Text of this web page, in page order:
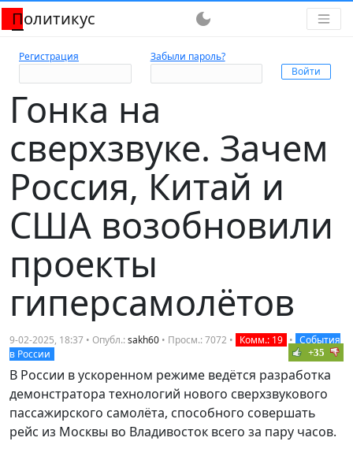
Политикус dark_mode
Регистрация Забыли пароль?
Гонка на
сверхзвуке. Зачем
Россия, Китай и
США возобновили
проекты
гиперсамолётов
9-02-2025, 18:37 • Опубл.:sakh60 • Просм.: 7072 • Комм.: 19 • События
в России
+35
В России в ускоренном режиме ведётся разработка
демонстратора технологий нового сверхзвукового
пассажирского самолёта, способного совершать
рейс из Москвы во Владивосток всего за пару часов.